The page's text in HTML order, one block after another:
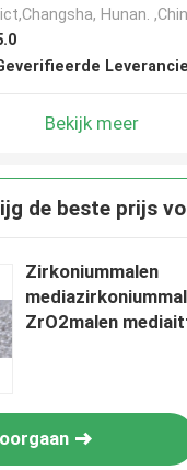
Hunan.
Bekijk meer
de beste prijs
Zirkoniummalen
ZrO2malen